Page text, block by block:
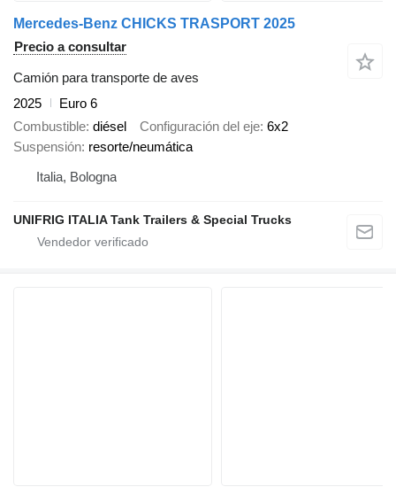
Mercedes-Benz CHICKS TRASPORT 2025
Precio a consultar
Camión para transporte de aves
2025
Euro 6
Combustible diésel Configuración del eje 6x2
Suspensión resorte/neumática
Italia, Bologna
UNIFRIG ITALIA Tank Trailers & Special Trucks